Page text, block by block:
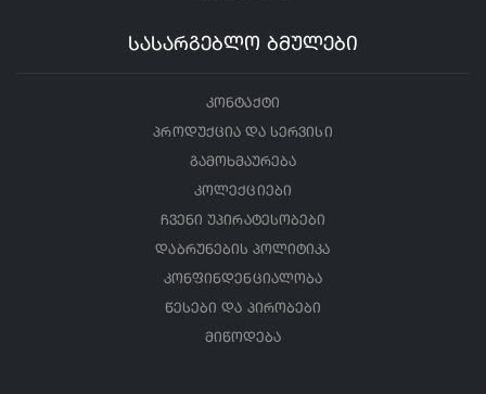
სასარგებლო ბმულები
კონტაქტი
პროდუქცია და სერვისი
გამოხმაურება
კოლექციები
ჩვენი უპირატესობები
დაბრუნების პოლიტიკა
კონფინდენციალობა
წესები და პირობები
მიწოდება